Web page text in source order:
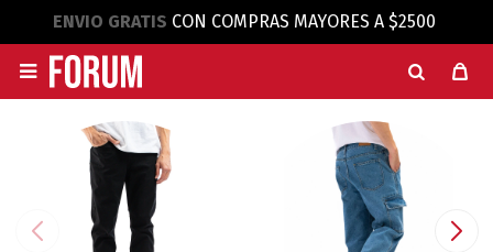
ENVIO GRATIS CON COMPRAS MAYORES A $2500
